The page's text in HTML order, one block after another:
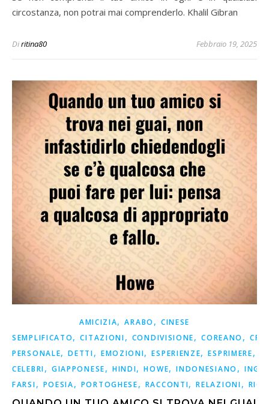
circostanza, non potrai mai comprenderlo. Khalil Gibran
Diritina80 Febbraio 19, 2025
AMICIZIA,ARABO , CINESE
SEMPLIFICATO,CITAZIONI, CONDIVISIONE,COREANO ,
PERSONALE,DETTI, EMOZIONI,ESPERIENZE,ESPRIMERE,
CELEBRI, GIAPPONESE, HINDI,HOWE,INDONESIANO ,
FARSI, POESIA, PORTOGHESE, RACCONTI,RELAZIONI,